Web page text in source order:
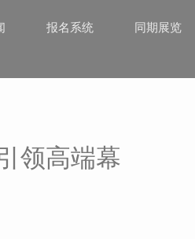
报名系统 同期展览
领高端幕